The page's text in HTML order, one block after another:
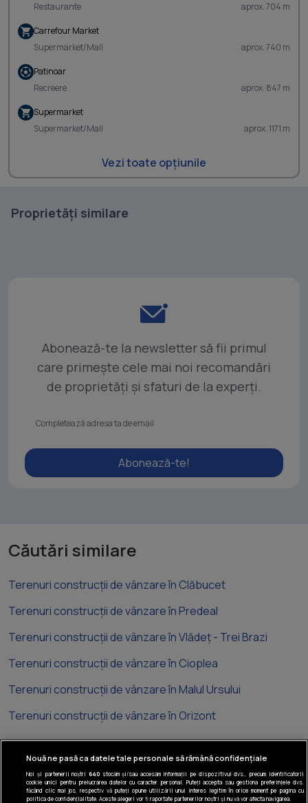
Restaurante
aprox. 704 m
Carrefour Market
Supermarket/Mall
aprox. 740 m
Patinoar
Recreere
aprox. 847 m
Supermarket
Supermarket/Mall
aprox. 1171 m
Vezi toate opțiunile
Proprietăți similare
Abonează-te la newsletter să fii primul
care primește cele mai noi recomandări
de proprietăți și sfaturi de la experți.
Abonează-te!
Căutări similare
Terenuri construcții de vânzare în Clăbucet
Terenuri construcții de vânzare în Predeal
Terenuri construcții de vânzare în Vlădeț - Trei Brazi
Terenuri construcții de vânzare în Cioplea
Terenuri construcții de vânzare în Malul Ursului
Terenuri construcții de vânzare în Orizont
Tel: +40 374 40 44 99
Nouă ne pasă ca datele tale personale să rămână confidențiale
Noi și partenerii noștri 640stocăm și/sau accesăm informații pe dispozitivul dvs., precum identificatorii
cookie unici pentru prelucrarea datelor cu caracter personal. Puteți accepta sau gestiona preferințele dvs.
făcând clic mai jos, respectiv vă puteți opune utilizării unui interes legitim în orice moment pe pagina cu
politica de confidențialitate. Aceste alegeri vor fi raportate partenerilor noștri și nu vă vor afecta navigarea.